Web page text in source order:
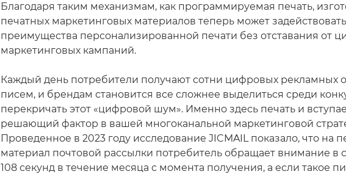
Благодаря таким механизмам, как программируемая печать,
печатных маркетинговых материалов теперь может задействовать
преимущества персонализированной печати без отставания от
маркетинговых кампаний.
Каждый день потребители получают сотни цифровых рекламных
писем, и брендам становится все сложнее выделиться среди
перекричать этот «цифровой шум». Именно здесь печать и
решающий фактор в вашей многоканальной маркетинговой
Проведенное в 2023 году исследование JICMAIL показало, что на
материал почтовой рассылки потребитель обращает внимание в
108 секунд в течение месяца с момента получения, а если такое